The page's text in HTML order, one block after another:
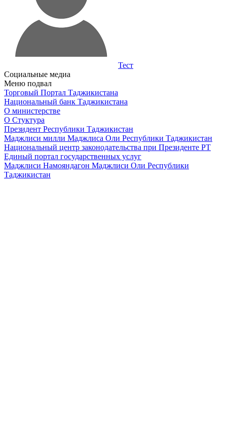
Тест
Социальные медиа
Меню подвал
Торговый Портал Таджикистана
Национальный банк Таджикистана
О министерстве
О Стуктура
Президент Республики Таджикистан
Маджлиси милли Маджлиса Оли Республики Таджикистан
Национальный центр законодательства при Президенте РТ
Единый портал государственных услуг
Маджлиси Намояндагон Маджлиси Оли Республики
Таджикистан